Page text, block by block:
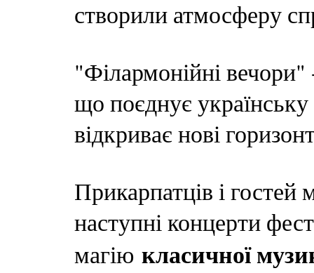
створили атмосферу
"Філармонійні вечори"
що поєднує
відкриває нові
Прикарпатців і гостей
наступні концерти
магію класичної